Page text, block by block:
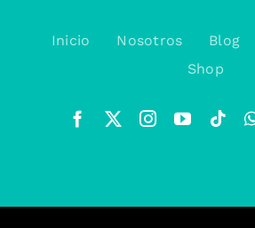
Inicio Nosotros Blog
Shop